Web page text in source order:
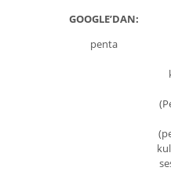
GOOGLE’DAN:
penta